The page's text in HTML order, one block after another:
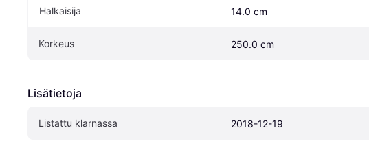
Halkaisija 14.0 cm
Korkeus 250.0 cm
Lisätietoja
Listattu klarnassa 2018-12-19